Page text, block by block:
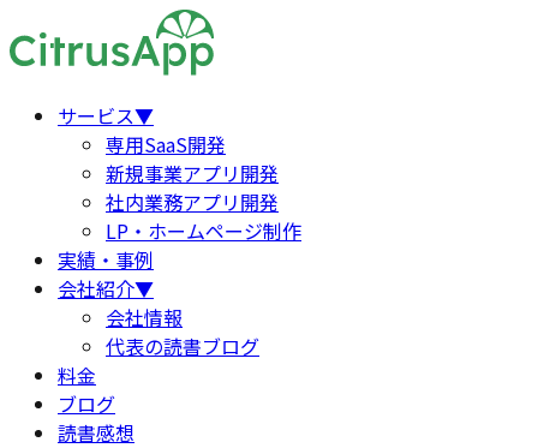
サービス▼
専用SaaS開発
新規事業アプリ開発
社内業務アプリ開発
LP・ホームページ制作
実績・事例
会社紹介▼
会社情報
代表の読書ブログ
料金
ブログ
読書感想